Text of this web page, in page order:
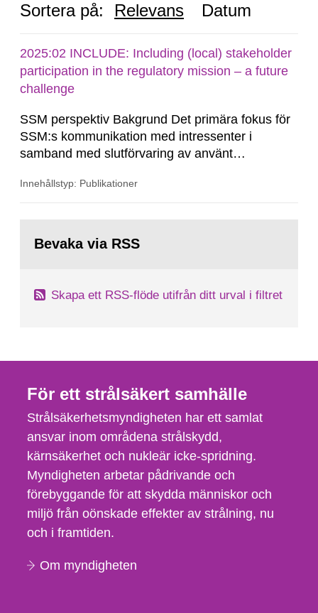
Sortera på: Relevans Datum
2025:02 INCLUDE: Including (local) stakeholder
participation in the regulatory mission – a future
challenge
SSM perspektiv Bakgrund Det primära fokus för
SSM:s kommunikation med intressenter i
samband med slutförvaring av använt
legat på formella samrådsprocesser kring den
tillståndsansökningar enligt kärntekniklagen.
Innehållstyp: Publikationer
sida:Bevaka via RSS
Skapa ett RSS-flöde utifrån ditt urval i filtret
För ett strålsäkert samhälle
Strålsäkerhetsmyndigheten har ett samlat
ansvar inom områdena strålskydd,
kärnsäkerhet och nukleär icke-spridning.
Myndigheten arbetar pådrivande och
förebyggande för att skydda människor och
miljö från oönskade effekter av strålning, nu
och i framtiden.
Om myndigheten